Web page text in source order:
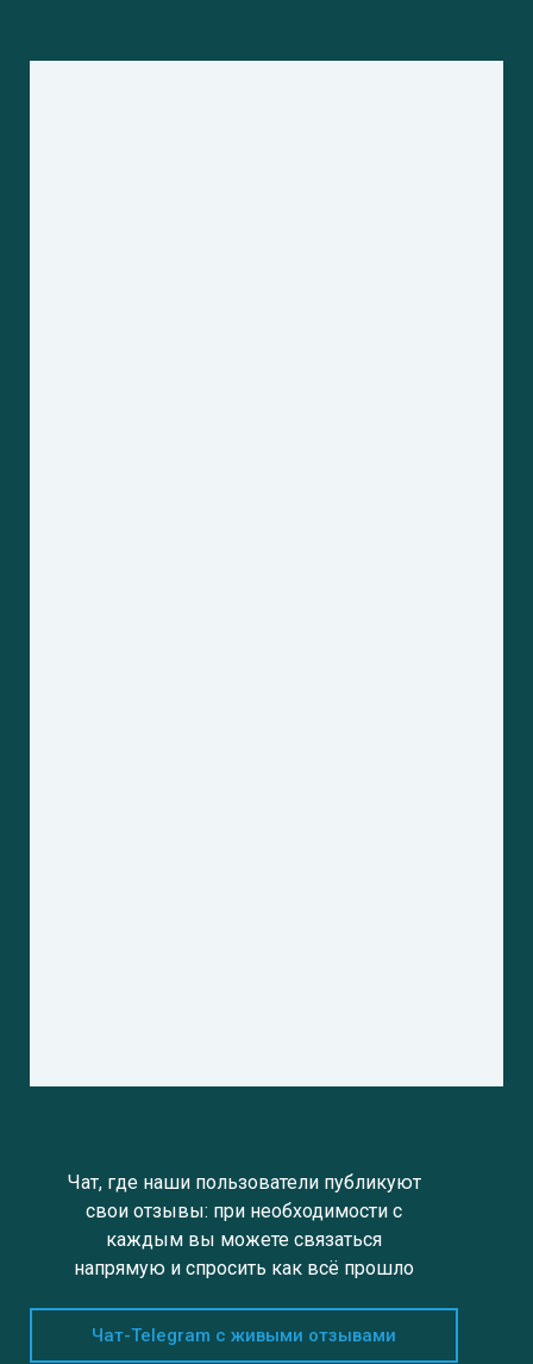
Чат, где наши пользователи публикуют
свои отзывы: при необходимости с
каждым вы можете связаться
напрямую и спросить как всё прошло
Чат-Telegram с живыми отзывами